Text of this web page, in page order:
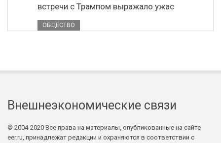
встречи с Трампом выражало ужас
ОБЩЕСТВО
Внешнеэкономические связи
© 2004-2020 Все права на материалы, опубликованные на сайте
eer.ru, принадлежат редакции и охраняются в соответствии с